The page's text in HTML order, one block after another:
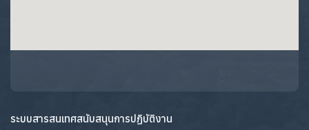
ระบบสารสนเทศสนับสนุนการปฏิบัติงาน